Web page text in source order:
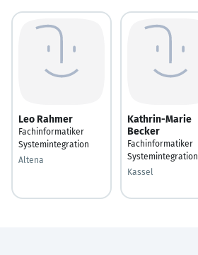
Leo Rahmer
Fachinformatiker
Systemintegration
Altena
Kathrin-Marie
Becker
Fachinformatiker
Systemintegration
Kassel